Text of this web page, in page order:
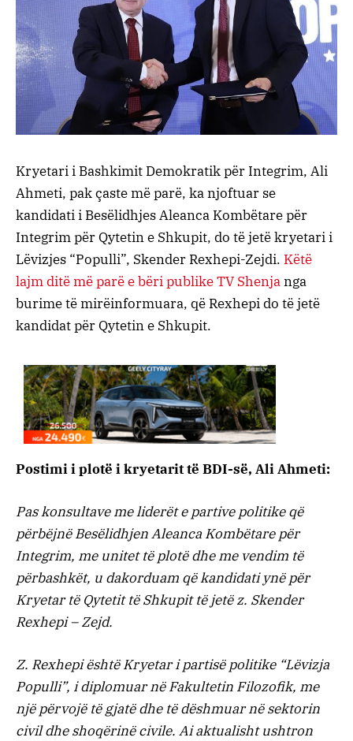
Kryetari i Bashkimit Demokratik për Integrim, Ali
Ahmeti, pak çaste më parë, ka njoftuar se
kandidati i Besëlidhjes Aleanca Kombëtare për
Integrim për Qytetin e Shkupit, do të jetë kryetari i
Lëvizjes “Populli”, Skender Rexhepi-Zejdi. Këtë
lajm ditë më parë e bëri publike TV Shenjanga
burime të mirëinformuara, që Rexhepi do të jetë
kandidat për Qytetin e Shkupit.
Postimi i plotë i kryetarit të BDI-së, Ali Ahmeti:
Pas konsultave me liderët e partive politike që
përbëjnë Besëlidhjen Aleanca Kombëtare për
Integrim, me unitet të plotë dhe me vendim të
përbashkët, u dakorduam që kandidati ynë për
Kryetar të Qytetit të Shkupit të jetë z. Skender
Rexhepi – Zejd.
Z. Rexhepi është Kryetar i partisë politike “Lëvizja
Populli”, i diplomuar në Fakultetin Filozofik, me
një përvojë të gjatë dhe të dëshmuar në sektorin
civil dhe shoqërinë civile. Ai aktualisht ushtron